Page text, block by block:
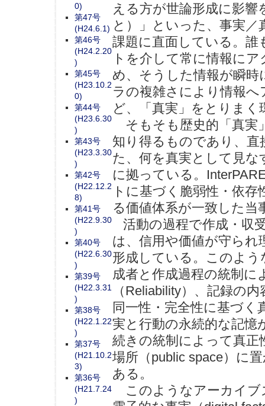
える方が世論形成に影
と）」といった、事実
課題に直面している。誰
トを介して常に情報に
め、そうした情報が瞬
ラの複雑さにより情報
ど、「真実」をとりま
そもそも歴史的「真実
知り得るものであり、
た、何を真実として見
に拠っている。
トに基づく脆弱性・依
る価値体系が一致した
活動の過程で作成・収
は、信用や価値が守ら
形成している。このよう
成者と作成過程の統制に
（Reliability）、記録の
同一性・完全性に基づく
実と行動の永続的な記憶
続きの統制によって真
場所（public space）に
ある。
このようなアーカイブ
0)
第47号
(H24.6.1)
第46号
(H24.2.20
)
第45号
(H23.10.2
0)
第44号
(H23.6.30
)
第43号
(H23.3.30
)
第42号
(H22.12.2
8)
第41号
(H22.9.30
)
第40号
(H22.6.30
)
第39号
(H22.3.31
)
第38号
(H22.1.22
)
第37号
(H21.10.2
3)
第36号
(H21.7.24
)